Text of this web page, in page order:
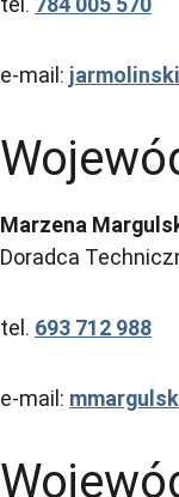
e-mail:
Marzena
Doradca
tel. 693 712 988
e-mail: